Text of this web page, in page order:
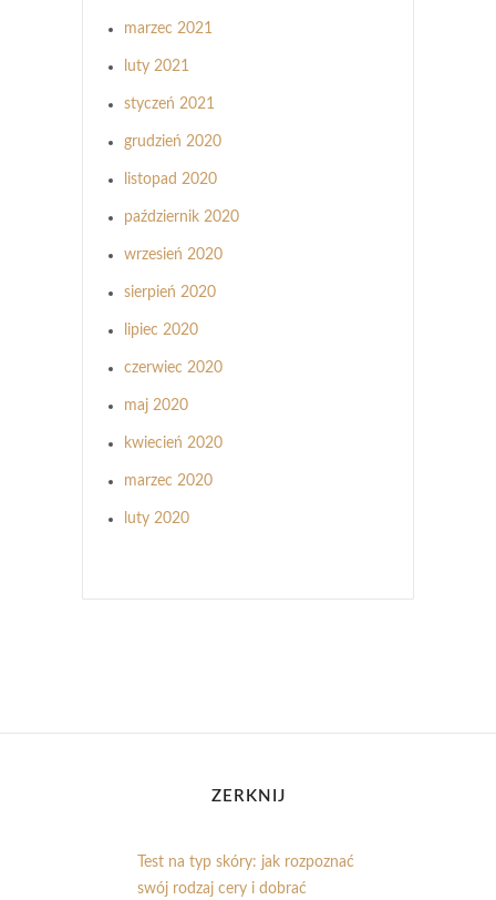
marzec 2021
luty 2021
styczeń 2021
grudzień 2020
listopad 2020
październik 2020
wrzesień 2020
sierpień 2020
lipiec 2020
czerwiec 2020
maj 2020
kwiecień 2020
marzec 2020
luty 2020
ZERKNIJ
Test na typ skóry: jak rozpoznać
swój rodzaj cery i dobrać